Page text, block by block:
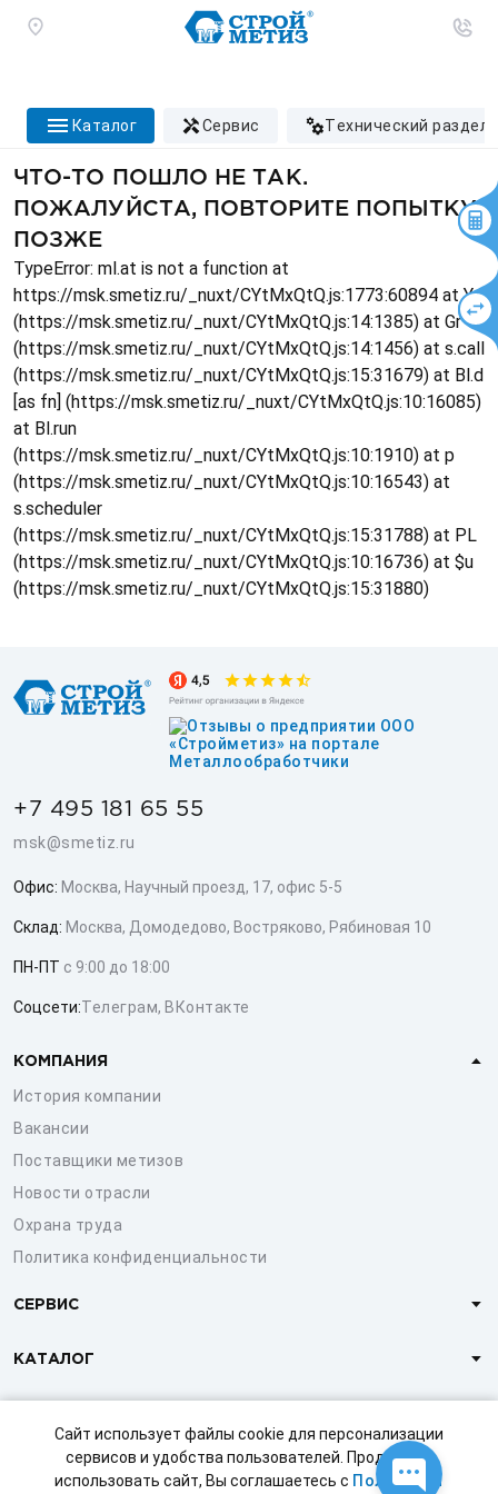
Сайт использует файлы cookie для персонализации
сервисов и удобства пользователей. Продолжая
использовать сайт, Вы соглашаетесь с Политикой
каталог сервис технический раздел
ЧТО-ТО ПОШЛО НЕ ТАК.
ПОЖАЛУЙСТА, ПОВТОРИТЕ ПОПЫТКУ
ПОЗЖЕ
TypeError: ml.at is not a function at
https://msk.smetiz.ru/_nuxt/CYtMxQtQ.js:1773:60894 at Ys
(https://msk.smetiz.ru/_nuxt/CYtMxQtQ.js:14:1385) at Gr
(https://msk.smetiz.ru/_nuxt/CYtMxQtQ.js:14:1456) at s.call
(https://msk.smetiz.ru/_nuxt/CYtMxQtQ.js:15:31679) at Bl.d
[as fn] (https://msk.smetiz.ru/_nuxt/CYtMxQtQ.js:10:16085)
at Bl.run
(https://msk.smetiz.ru/_nuxt/CYtMxQtQ.js:10:1910) at p
(https://msk.smetiz.ru/_nuxt/CYtMxQtQ.js:10:16543) at
s.scheduler
(https://msk.smetiz.ru/_nuxt/CYtMxQtQ.js:15:31788) at PL
(https://msk.smetiz.ru/_nuxt/CYtMxQtQ.js:10:16736) at $u
(https://msk.smetiz.ru/_nuxt/CYtMxQtQ.js:15:31880)
+7 495 181 65 55
msk@smetiz.ru
Офис: Москва, Научный проезд, 17, офис 5-5
Склад: Москва, Домодедово, Востряково, Рябиновая 10
ПН-ПТ с 9:00 до 18:00
Соцсети:Телеграм, ВКонтакте
КОМПАНИЯ
История компании
Вакансии
Поставщики метизов
Новости отрасли
Охрана труда
Политика конфиденциальности
СЕРВИС
КАТАЛОГ